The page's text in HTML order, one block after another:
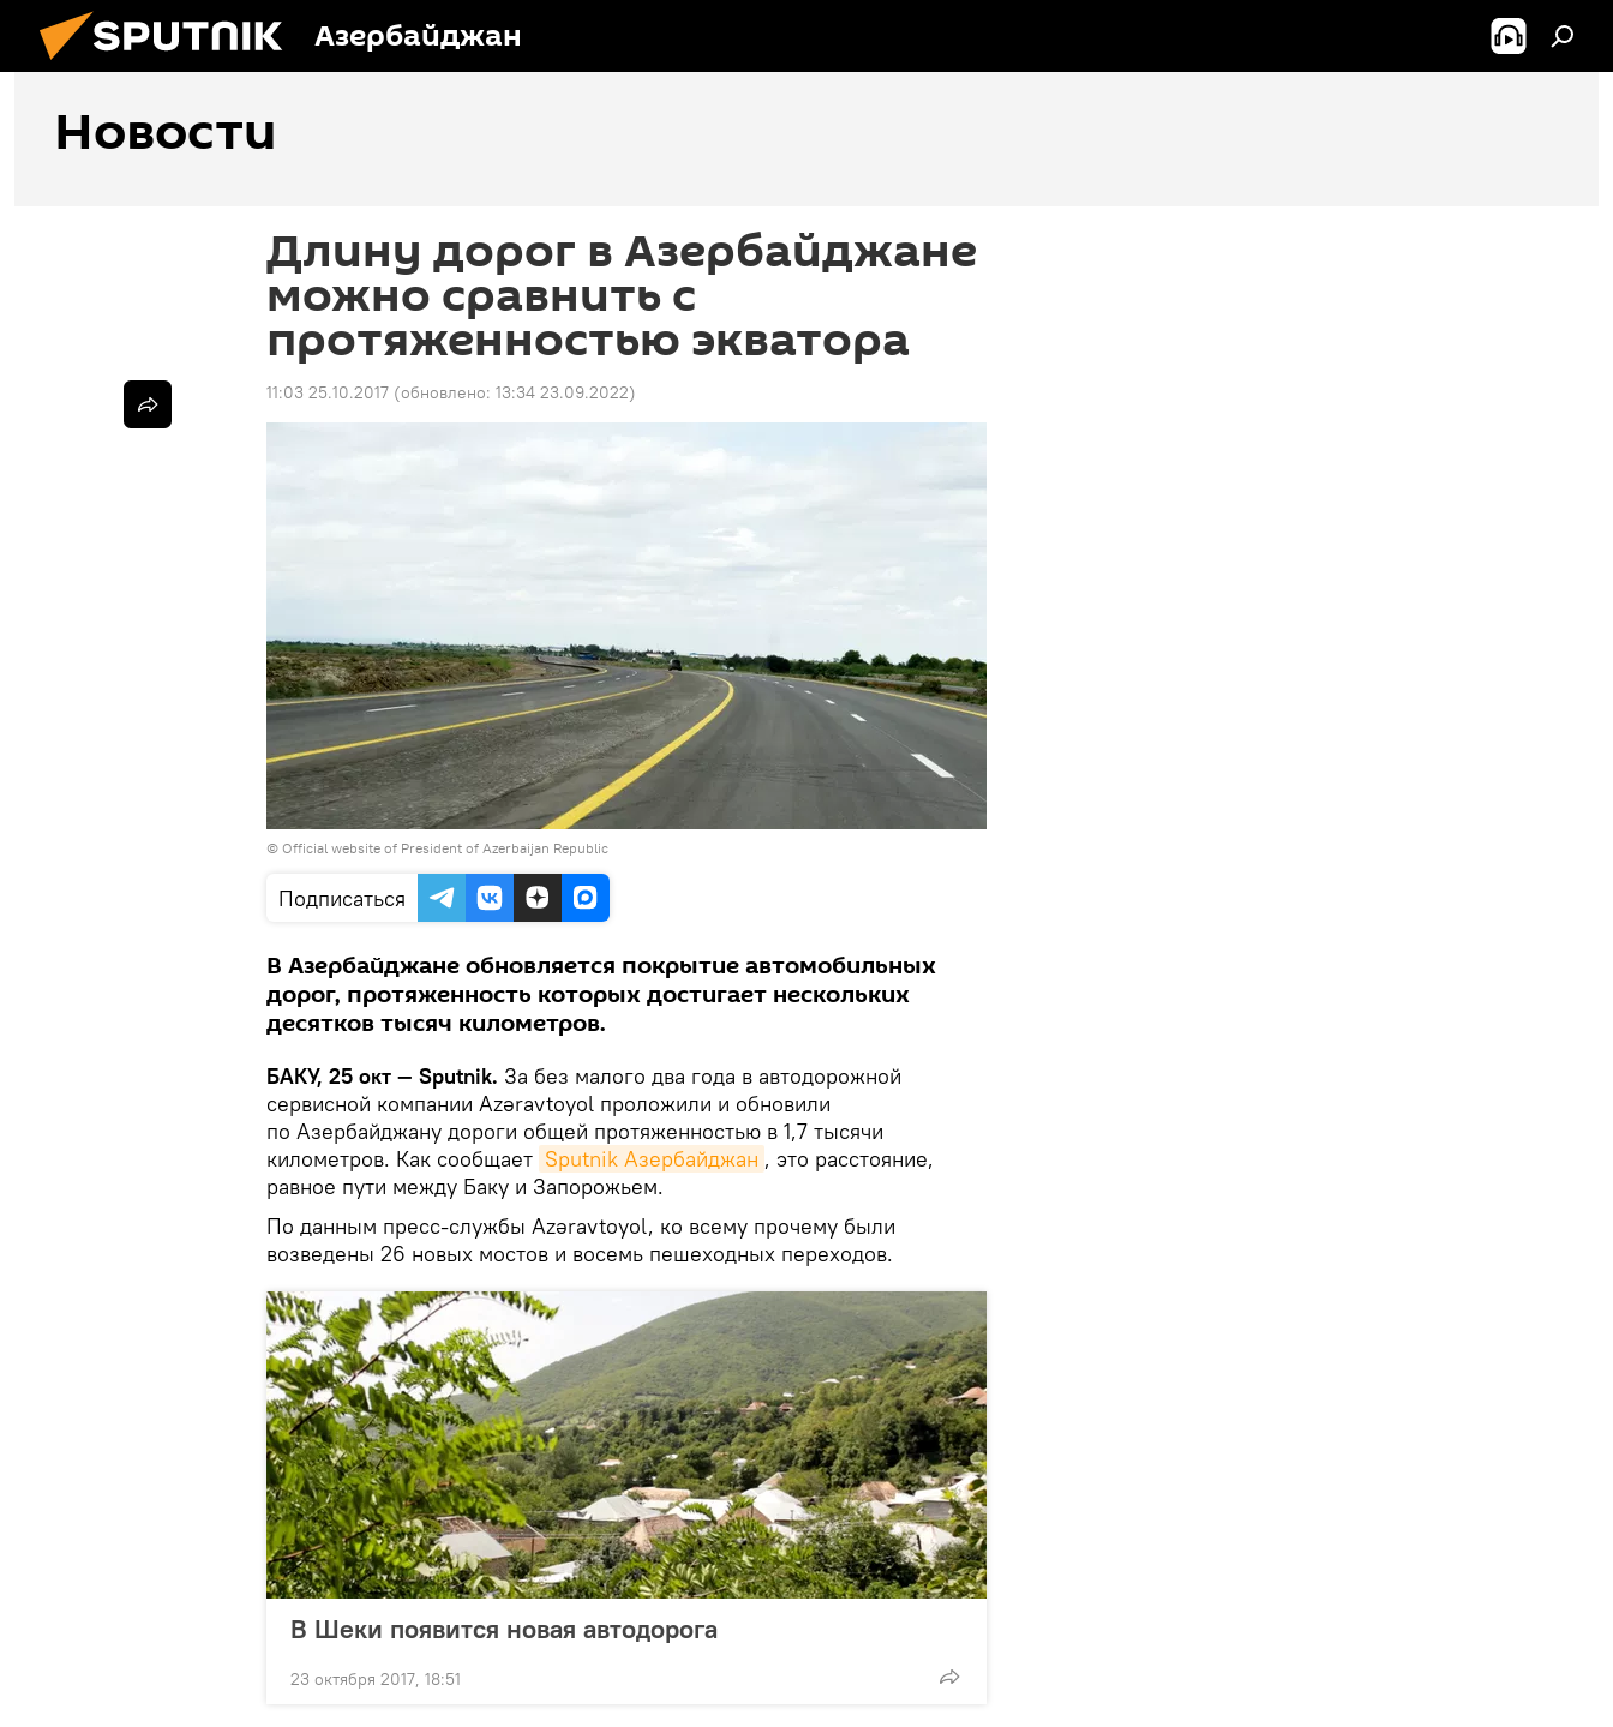
Азербайджан
Новости
Длину дорог в Азербайджане
можно сравнить с
протяженностью экватора
11:03 25.10.2017 (обновлено: 13:34 23.09.2022)
© Official website of President of Azerbaijan Republic
Подписаться
В Азербайджане обновляется покрытие автомобильных
дорог, протяженность которых достигает нескольких
десятков тысяч километров.
БАКУ, 25 окт — Sputnik. За без малого два года в автодорожной
сервисной компании Azəravtoyol проложили и обновили
по Азербайджану дороги общей протяженностью в 1,7 тысячи
километров. Как сообщает Sputnik Азербайджан , это расстояние,
равное пути между Баку и Запорожьем.
По данным пресс-службы Azəravtoyol, ко всему прочему были
возведены 26 новых мостов и восемь пешеходных переходов.
В Шеки появится новая автодорога
23 октября 2017, 18:51